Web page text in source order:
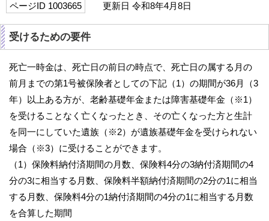
ページID 1003665 更新日 令和8年4月8日
受けるための要件
死亡一時金は、死亡日の前日の時点で、死亡日の属する月の
前月までの第1号被保険者としての下記（1）の期間が36月（3
年）以上ある方が、老齢基礎年金または障害基礎年金（※1）
を受けることなく亡くなったとき、その亡くなった方と生計
を同一にしていた遺族（※2）が遺族基礎年金を受けられない
場合（※3）に受けることができます。
（1）保険料納付済期間の月数、保険料4分の3納付済期間の4
分の3に相当する月数、保険料半額納付済期間の2分の1に相当
する月数、保険料4分の1納付済期間の4分の1に相当する月数
を合算した期間